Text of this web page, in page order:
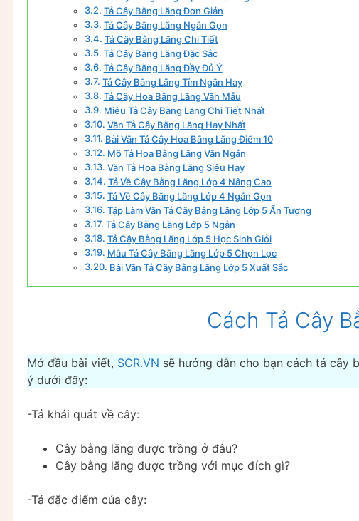
Tả Cây Bằng Lăng Đơn Giản
Tả Cây Bằng Lăng Ngắn Gọn
Tả Cây Bằng Lăng Chi Tiết
Tả Cây Bằng Lăng Đặc Sắc
Tả Cây Bằng Lăng Đầy Đủ Ý
Tả Cây Bằng Lăng Tím Ngắn Hay
Tả Cây Hoa Bằng Lăng Văn Mẫu
Miêu Tả Cây Bằng Lăng Chi Tiết Nhất
Văn Tả Cây Bằng Lăng Hay Nhất
Bài Văn Tả Cây Hoa Bằng Lăng Điểm 10
Mô Tả Hoa Bằng Lăng Văn Ngắn
Văn Tả Hoa Bằng Lăng Siêu Hay
Tả Về Cây Bằng Lăng Lớp 4 Nâng Cao
Tả Về Cây Bằng Lăng Lớp 4 Ngắn Gọn
Tập Làm Văn Tả Cây Bằng Lăng Lớp 5 Ấn Tượng
Tả Cây Bằng Lăng Lớp 5 Ngắn
Tả Cây Bằng Lăng Lớp 5 Học Sinh Giỏi
Mẫu Tả Cây Bằng Lăng Lớp 5 Chọn Lọc
Bài Văn Tả Cây Bằng Lăng Lớp 5 Xuất Sắc
Cách Tả Cây
Mở đầu bài viết, SCR.VN sẽ hướng dẫn cho bạn cách tả cây
ý dưới đây:
-Tả khái quát về cây:
Cây bằng lăng được trồng ở đâu?
Cây bằng lăng được trồng với mục đích gì?
-Tả đặc điểm của cây: